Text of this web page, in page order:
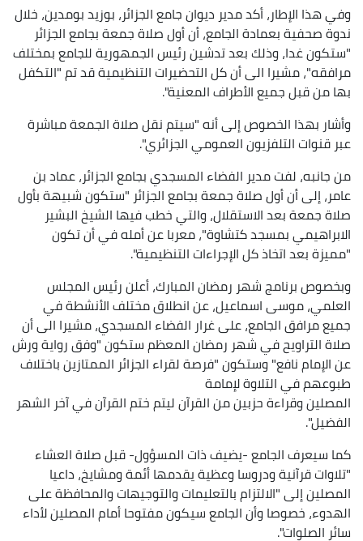
وفي هذا الإطار، أكد مدير ديوان جامع الجزائر، بوزيد بومدين، خلال
ندوة صحفية بعمادة الجامع، أن أول صلاة جمعة بجامع الجزائر
"ستكون غدا، وذلك بعد تدشين رئيس الجمهورية للجامع بمختلف
مرافقه"، مشيرا الى أن كل التحضيرات التنظيمية قد تم "التكفل
بها من قبل جميع الأطراف المعنية".
وأشار بهذا الخصوص إلى أنه "سيتم نقل صلاة الجمعة مباشرة
عبر قنوات التلفزيون العمومي الجزائري".
من جانبه، لفت مدير الفضاء المسجدي بجامع الجزائر، عماد بن
عامر، إلى أن أول صلاة جمعة بجامع الجزائر "ستكون شبيهة بأول
صلاة جمعة بعد الاستقلال، والتي خطب فيها الشيخ البشير
الابراهيمي بمسجد كتشاوة"، معربا عن أمله في أن تكون
"مميزة بعد اتخاذ كل الإجراءات التنظيمية".
وبخصوص برنامج شهر رمضان المبارك، أعلن رئيس المجلس
العلمي، موسى اسماعيل، عن انطلاق مختلف الأنشطة في
جميع مرافق الجامع، على غرار الفضاء المسجدي، مشيرا الى أن
صلاة التراويح في شهر رمضان المعظم ستكون "وفق رواية ورش
عن الإمام نافع" وستكون "فرصة لقراء الجزائر الممتازين باختلاف
طبوعهم في التلاوة لإمامة
المصلين وقراءة حزبين من القرآن ليتم ختم القرآن في آخر الشهر
الفضيل".
كما سيعرف الجامع -يضيف ذات المسؤول- قبل صلاة العشاء
"تلاوات قرآنية ودروسا وعظية يقدمها أئمة ومشايخ، داعيا
المصلين إلى "الالتزام بالتعليمات والتوجيهات والمحافظة على
الهدوء، خصوصا وأن الجامع سيكون مفتوحا أمام المصلين لأداء
سائر الصلوات".